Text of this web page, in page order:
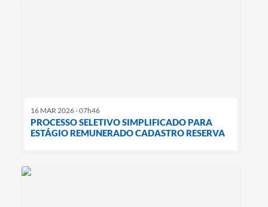
16 MAR 2026 - 07h46
PROCESSO SELETIVO SIMPLIFICADO PARA
ESTÁGIO REMUNERADO CADASTRO RESERVA